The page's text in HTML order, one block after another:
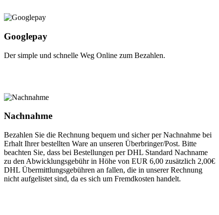
Googlepay
Der simple und schnelle Weg Online zum Bezahlen.
Nachnahme
Bezahlen Sie die Rechnung bequem und sicher per Nachnahme bei
Erhalt Ihrer bestellten Ware an unseren Überbringer/Post. Bitte
beachten Sie, dass bei Bestellungen per DHL Standard Nachname
zu den Abwicklungsgebühr in Höhe von EUR 6,00 zusätzlich 2,00€
DHL Übermittlungsgebühren an fallen, die in unserer Rechnung
nicht aufgelistet sind, da es sich um Fremdkosten handelt.